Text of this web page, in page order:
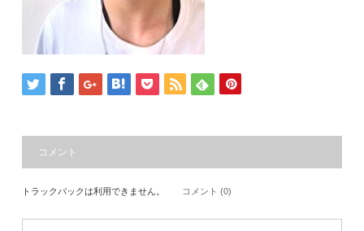
コメント
トラックバックは利用できません。 コメント (0)